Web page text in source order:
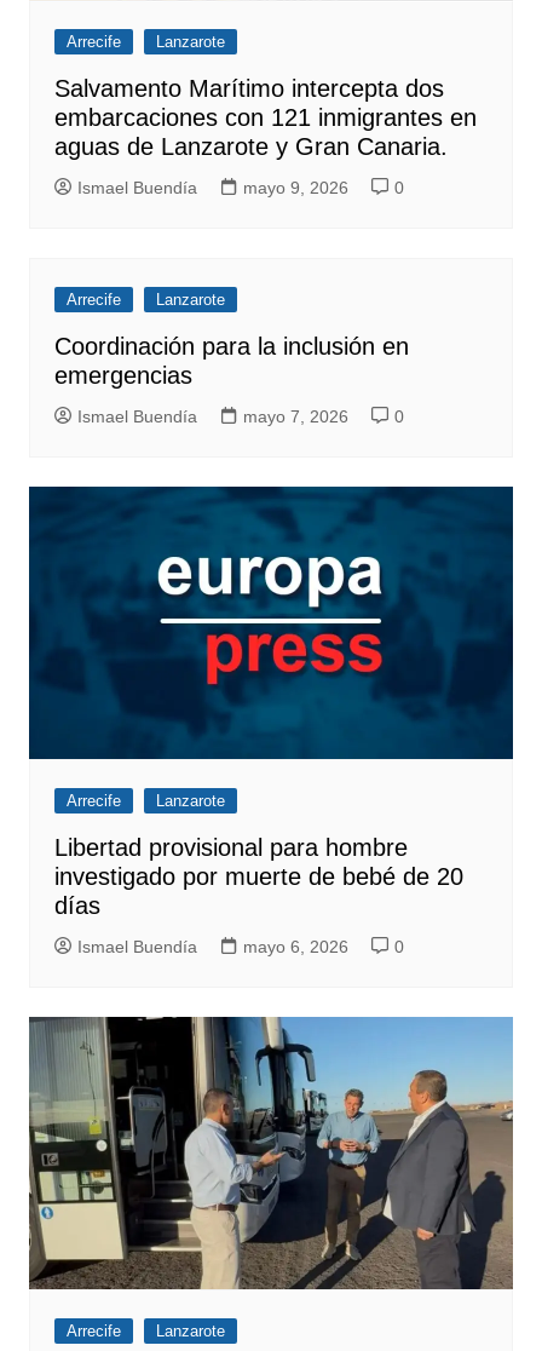
Arrecife Lanzarote
Salvamento Marítimo intercepta dos
embarcaciones con 121 inmigrantes en
aguas de Lanzarote y Gran Canaria.
Ismael Buendía mayo 9, 2026 0
Arrecife Lanzarote
Coordinación para la inclusión en
emergencias
Ismael Buendía mayo 7, 2026 0
Arrecife Lanzarote
Libertad provisional para hombre
investigado por muerte de bebé de 20
días
Ismael Buendía mayo 6, 2026 0
Arrecife Lanzarote